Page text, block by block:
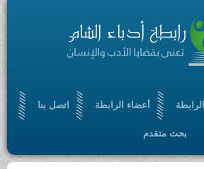
أعضاء الرابطة اتصل بنا
بحث متقدم